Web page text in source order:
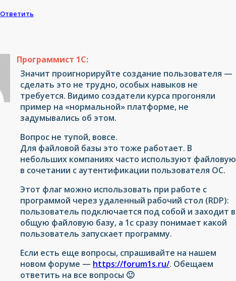
Ответить
Программист 1С:
Значит проигнорируйте создание пользователя —
сделать это не трудно, особых навыков не
требуется. Видимо создатели курса прогоняли
пример на «нормальной» платформе, не
задумывались об этом.
Вопрос не тупой, вовсе.
Для файловой базы это тоже работает. В
небольших компаниях часто используют файловую
в сочетании с аутентификации пользователя ОС.
Этот флаг можно использовать при работе с
программой через удаленный рабочий стол (RDP):
пользователь подключается под собой и заходит в
общую файловую базу, а 1с сразу понимает какой
пользователь запускает программу.
Если есть еще вопросы, спрашивайте на нашем
новом форуме — https://forum1s.ru/. Обещаем
ответить на все вопросы 🙂